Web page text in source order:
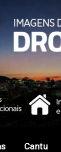
Cantu